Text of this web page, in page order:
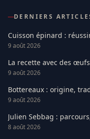
DERNIERS
Cuisson épinard :
9 août 2026
La recette avec des
9 août 2026
Bottereaux : origine,
9 août 2026
Julien Sebbag :
8 août 2026